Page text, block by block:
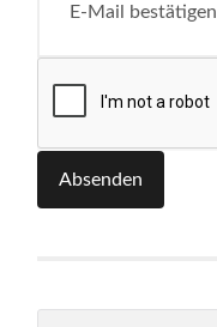
E-Mail bestätigen
Absenden